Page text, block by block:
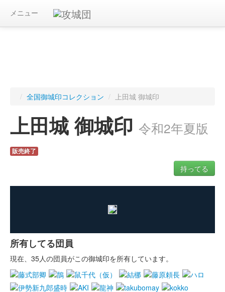
メニュー
/ 全国御城印コレクション / 上田城 御城印
上田城 御城印 令和2年夏版
販売終了
持ってる
所有してる団員
現在、35人の団員がこの御城印を所有しています。